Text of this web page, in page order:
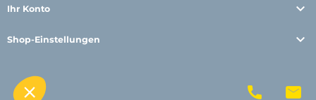
Ihr Konto 
Shop-Einstellungen 
menu phone mail